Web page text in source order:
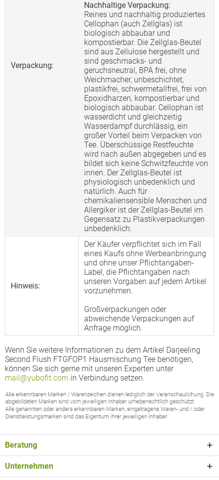
Verpackung:
Nachhaltige Verpackung:
Reines und nachhaltig produziertes
Cellophan (auch Zellglas) ist
biologisch abbaubar und
kompostierbar. Die Zellglas-Beutel
sind aus Zellulose hergestellt und
sind geschmacks- und
geruchsneutral, BPA frei, ohne
Weichmacher, unbeschichtet,
plastikfrei, schwermetallfrei, frei von
Epoxidharzen, kompostierbar und
biologisch abbaubar. Cellophan ist
wasserdicht und gleichzeitig
Wasserdampf durchlässig, ein
großer Vorteil beim Verpacken von
Tee. Überschüssige Restfeuchte
wird nach außen abgegeben und es
bildet sich keine Schwitzfeuchte von
innen. Der Zellglas-Beutel ist
physiologisch unbedenklich und
natürlich. Auch für
chemikaliensensible Menschen und
Allergiker ist der Zellglas-Beutel im
Gegensatz zu Plastikverpackungen
unbedenklich.
Hinweis:
Der Käufer verpflichtet sich im Fall
eines Kaufs ohne Werbeanbringung
und ohne unser Pflichtangaben-
Label, die Pflichtangaben nach
unseren Vorgaben auf jedem Artikel
vorzunehmen.
Großverpackungen oder
abweichende Verpackungen auf
Anfrage möglich.
Wenn Sie weitere Informationen zu dem Artikel Darjeeling
Second Flush FTGFOP1 Hausmischung Tee benötigen,
können Sie sich gerne mit unseren Experten unter
mail@yubofit.com in Verbindung setzen.
Beratung
Unternehmen